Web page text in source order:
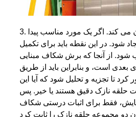
3. این انحراف را جبران می کند. اگر یک مورد مناسب پیدا
شود. در این نقطه باید برای تکمیل
از آنجا که برش شکاف مبنایی
بعدی است، و بنابراین باید از طریق
تا تجزیه و تحلیل شود که آیا این
حلقه نازک دقیق هستند یا خیر. پس
فقط برای اثبات درستی شکاف
دو مجموعه حلقه نازک را ثابت کرد